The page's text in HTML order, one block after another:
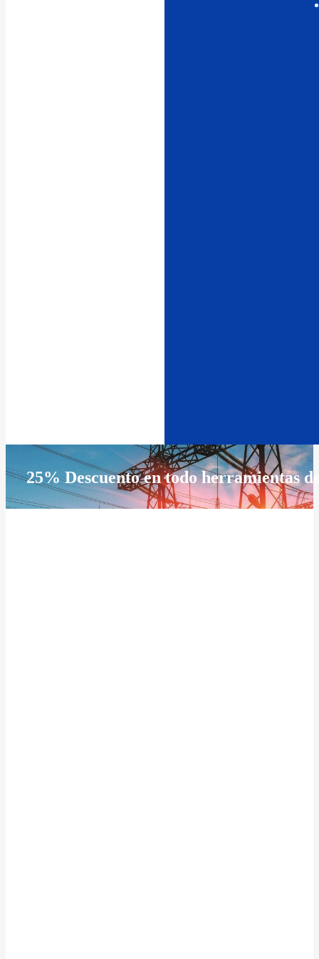
25% Descuento en todo herramientas